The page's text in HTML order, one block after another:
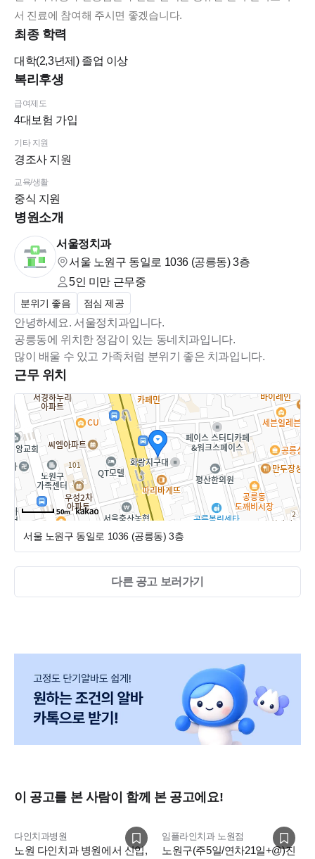
서 진료에 참여해 주시면 좋겠습니다.
최종 학력
대학(2,3년제)졸업 이상
복리후생
급여제도
4대보험 가입
기타 지원
경조사 지원
교육/생활
중식 지원
병원소개
서울정치과
서울 노원구 동일로 1036 (공릉동) 3층
5인 미만 근무중
분위기 좋음 점심 제공
안녕하세요. 서울정치과입니다.
공릉동에 위치한 정감이 있는 동네치과입니다.
근무 위치
50m
서울 노원구 동일로 1036 (공릉동) 3층
다른 공고 보러가기
이 공고를 본 사람이 함께 본 공고에요!
다인치과병원
노원 다인치과 병원에서 신입,
임플라인치과 노원점
노원구(주5일/연차21일+@)진